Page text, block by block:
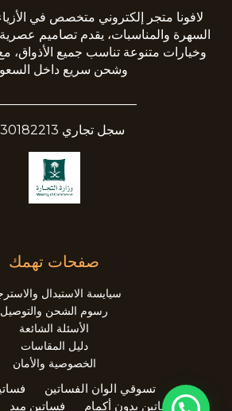
لافونا متجر إلكتروني متخصص في
السهرة والمناسبات، يقدم تصاميم
وخيارات متنوعة تناسب جميع الأذواق،
وشحن سريع داخل
سجل تجاري 4030182213
صفحات تهمك
سيايسة الاستبدال
رسوم الشحن والتوصيل
الأسئلة الشائعة
دليل المقاسات
الخصوصية والأمان
تسوقي الوان الفساتين
فساتين بدون أكمام
فساتين ميد